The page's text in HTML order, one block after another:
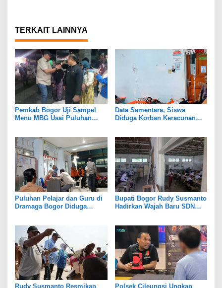
TERKAIT LAINNYA
Pemkab Bogor Uji Sampel
Menu MBG Usai Puluhan
Data Sementara, Siswa
Diduga Korban Keracunan
Puluhan Pelajar dan Guru di
Dramaga Bogor Diduga
Bupati Bogor Rudy Susmanto
Hadirkan Wajah Baru SDN
Pembangunan
Rudy Susmanto Resmikan
Polsek Cileungsi Ungkap